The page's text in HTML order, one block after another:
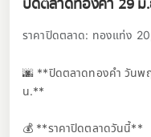
ราคาปิดตลาด: ทองแท่ง
🌆 **ปิดตลาดทองคำ วันพ
น.**
💰 **ราคาปิดตลาดวันนี้**